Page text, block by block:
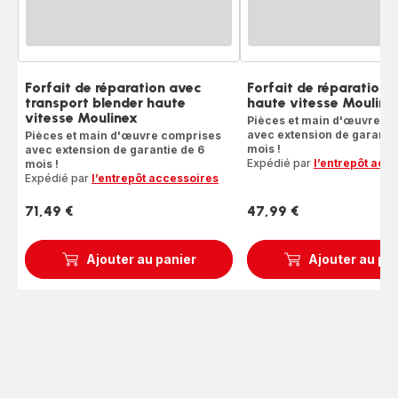
Ajouter au panier
Forfait de réparation avec
transport blender haute
vitesse Moulinex
Pièces et main d'œuvre comprises
avec extension de garantie de 6
mois !
Expédié par l’entrepôt accessoires
Prix
71,49 €
Ajouter au
Forfait de réparation
haute vitesse
Pièces et main d'œuvre
avec extension de
mois !
Expédié par l’entrepôt
Prix
47,99 €